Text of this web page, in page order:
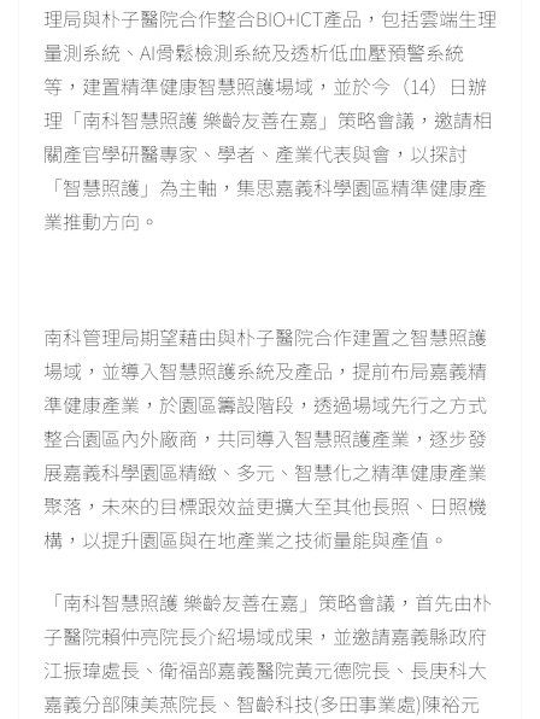
理局與朴子醫院合作整合BIO+ICT產品，包括雲端生理
量測系統、AI骨鬆檢測系統及透析低血壓預警系統
等，建置精準健康智慧照護場域，並於今（14）日辦
理「南科智慧照護 樂齡友善在嘉」策略會議，邀請相
關產官學研醫專家、學者、產業代表與會，以探討
「智慧照護」為主軸，集思嘉義科學園區精準健康產
業推動方向。
南科管理局期望藉由與朴子醫院合作建置之智慧照護
場域，並導入智慧照護系統及產品，提前布局嘉義精
準健康產業，於園區籌設階段，透過場域先行之方式
整合園區內外廠商，共同導入智慧照護產業，逐步發
展嘉義科學園區精緻、多元、智慧化之精準健康產業
聚落，未來的目標跟效益更擴大至其他長照、日照機
構，以提升園區與在地產業之技術量能與產值。
「南科智慧照護 樂齡友善在嘉」策略會議，首先由朴
子醫院賴仲亮院長介紹場域成果，並邀請嘉義縣政府
江振瑋處長、衛福部嘉義醫院黃元德院長、長庚科大
嘉義分部陳美燕院長、智齡科技(多田事業處)陳裕元